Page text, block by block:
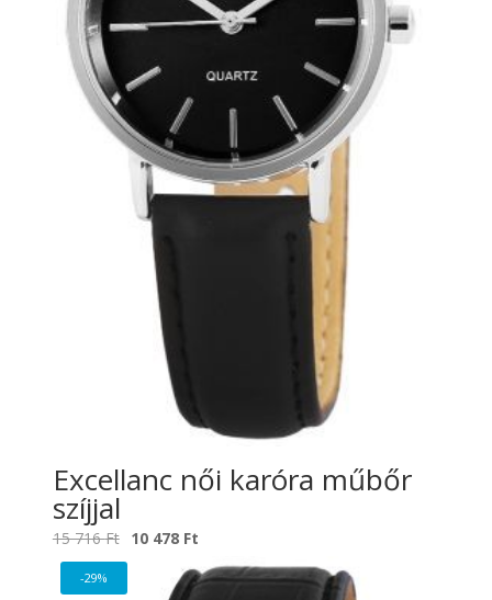
Excellanc női karóra műbőr
szíjjal
15 716Ft Original
price
was:
10 478 Ft
price
-29%